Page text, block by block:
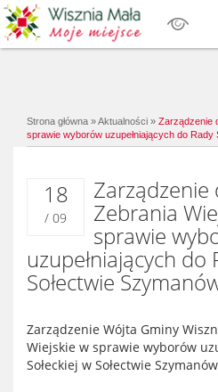
Strona główna »Aktualności » Zarządzenie
sprawie wyborów uzupełniających do Rady
18
/ 09
Zarządzenie
Zebrania
sprawie
uzupełniających do
Sołectwie
Zarządzenie Wójta Gminy
Wiejskie w sprawie wyborów
Sołeckiej w Sołectwie Szymanów